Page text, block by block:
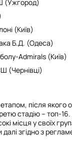
(Ужгород)
(Київ)
Б.Д. (Одеса)
Admirals (Київ)
(Чернівці)
після якого
стадію – топ-
місця у своїх
згідно з